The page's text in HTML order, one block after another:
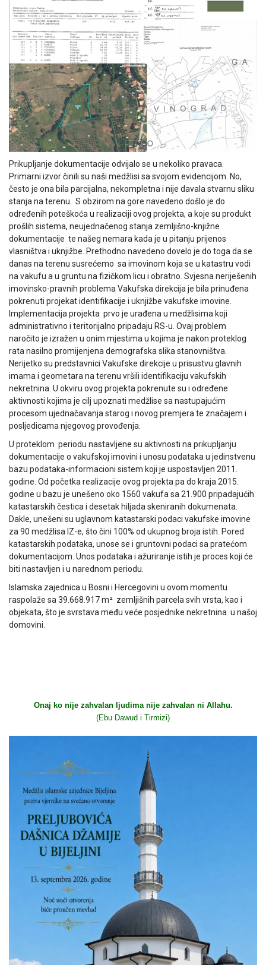
Prikupljanje dokumentacije odvijalo se u nekoliko pravaca.
Primarni izvor činili su naši medžlisi sa svojom evidencijom. No,
često je ona bila parcijalna, nekompletna i nije davala stvarnu sliku
stanja na terenu. S obzirom na gore navedeno došlo je do
određenih poteškoća u realizaciji ovog projekta, a koje su produkt
prošlih sistema, neujednačenog stanja zemljišno-knjižne
dokumentacije te našeg nemara kada je u pitanju prijenos
vlasništva i uknjižbe. Prethodno navedeno dovelo je do toga da se
danas na terenu susrećemo sa imovinom koja se u katastru vodi
na vakufu a u gruntu na fizičkom licu i obratno. Svjesna neriješenih
imovinsko-pravnih problema Vakufska direkcija je bila prinuđena
pokrenuti projekat identifikacije i uknjižbe vakufske imovine.
Implementacija projekta prvo je urađena u medžlisima koji
administrativno i teritorijalno pripadaju RS-u. Ovaj problem
naročito je izražen u onim mjestima u kojima je nakon proteklog
rata nasilno promijenjena demografska slika stanovništva.
Nerijetko su predstavnici Vakufske direkcije u prisustvu glavnih
imama i geometara na terenu vršili identifikaciju vakufskih
nekretnina. U okviru ovog projekta pokrenute su i određene
aktivnosti kojima je cilj upoznati medžlise sa nastupajućim
procesom ujednačavanja starog i novog premjera te značajem i
posljedicama njegovog provođenja.
U proteklom periodu nastavljene su aktivnosti na prikupljanju
dokumentacije o vakufskoj imovini i unosu podataka u jedinstvenu
bazu podataka-informacioni sistem koji je uspostavljen 2011.
godine. Od početka realizacije ovog projekta pa do kraja 2015.
godine u bazu je unešeno oko 1560 vakufa sa 21.900 pripadajućih
katastarskih čestica i desetak hiljada skeniranih dokumenata.
Dakle, unešeni su uglavnom katastarski podaci vakufske imovine
za 90 medžlisa IZ-e, što čini 100% od ukupnog broja istih. Pored
katastarskih podataka, unose se i gruntovni podaci sa pratećom
dokumentacijom. Unos podataka i ažuriranje istih je proces koji će
biti nastavljen i u narednom periodu.
Islamska zajednica u Bosni i Hercegovini u ovom momentu
raspolaže sa 39.668.917 m² zemljišnih parcela svih vrsta, kao i
objekata, što je svrstava među veće posjednike nekretnina u našoj
domovini.
Onaj ko nije zahvalan ljudima nije zahvalan ni Allahu.
(Ebu Dawud i Tirmizi)